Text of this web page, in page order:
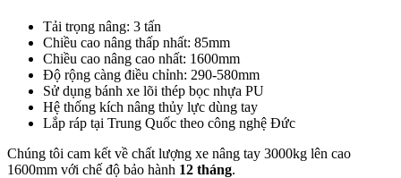
Tải trọng nâng: 3 tấn
Chiều cao nâng thấp nhất: 85mm
Chiều cao nâng cao nhất: 1600mm
Độ rộng càng điều chỉnh: 290-580mm
Sử dụng bánh xe lõi thép bọc nhựa PU
Hệ thống kích nâng thủy lực dùng tay
Lắp ráp tại Trung Quốc theo công nghệ Đức
Chúng tôi cam kết về chất lượng xe nâng tay 3000kg lên cao
1600mm với chế độ bảo hành 12 tháng.